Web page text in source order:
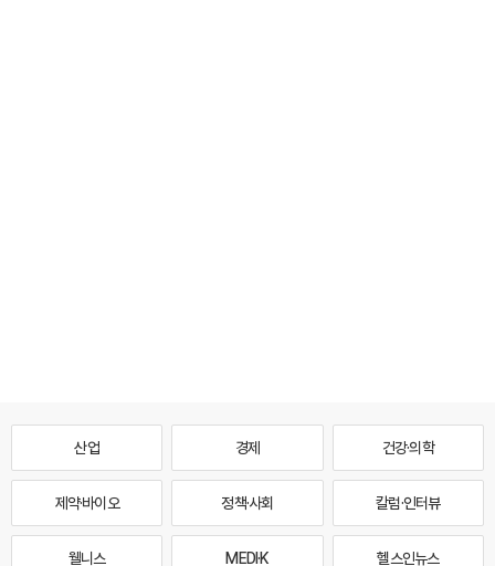
산업 경제 건강·의학
제약·바이오 정책·사회 칼럼·인터뷰
웰니스 MEDI·K 헬스인뉴스